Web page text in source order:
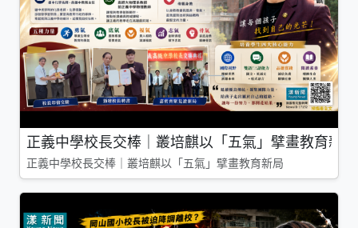
正義中學校長交棒｜叢培麒以「五氣」擘畫教育新局
正義中學校長交棒｜叢培麒以「五氣」擘畫教育新局